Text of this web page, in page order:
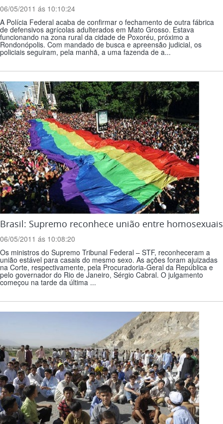
06/05/2011 ás 10:10:24
A Polícia Federal acaba de confirmar o fechamento de outra fábrica
de defensivos agrícolas adulterados em Mato Grosso. Estava
funcionando na zona rural da cidade de Poxoréu, próximo a
Rondonópolis. Com mandado de busca e apreensão judicial, os
policiais seguiram, pela manhã, a uma fazenda de a...
Brasil: Supremo reconhece união entre homosexuais
06/05/2011 ás 10:08:20
Os ministros do Supremo Tribunal Federal – STF, reconheceram a
união estável para casais do mesmo sexo. As ações foram ajuizadas
na Corte, respectivamente, pela Procuradoria-Geral da República e
pelo governador do Rio de Janeiro, Sérgio Cabral. O julgamento
começou na tarde da última ...